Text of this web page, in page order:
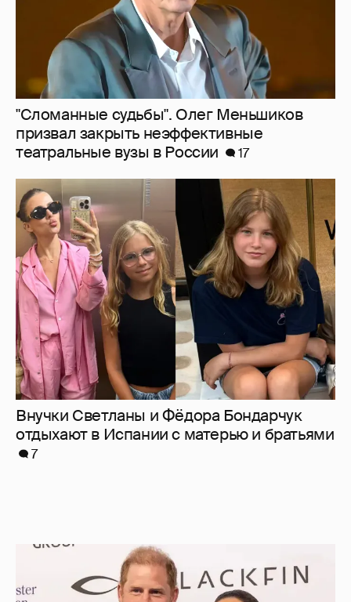
"Сломанные судьбы". Олег Меньшиков
призвал закрыть неэффективные
театральные вузы в России
17
Внучки Светланы и Фёдора Бондарчук
отдыхают в Испании с матерью и братьями
7